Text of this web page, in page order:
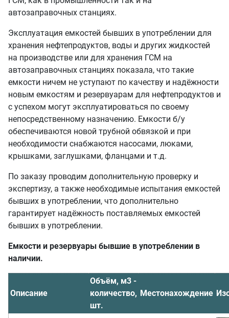
автозаправочных станциях.
Эксплуатация емкостей бывших в употреблении для
хранения нефтепродуктов, воды и других жидкостей
на производстве или для хранения ГСМ на
автозаправочных станциях показала, что такие
емкости ничем не уступают по качеству и надёжности
новым емкостям и резервуарам для нефтепродуктов и
с успехом могут эксплуатироваться по своему
непосредственному назначению. Емкости б/у
обеспечиваются новой трубной обвязкой и при
необходимости снабжаются насосами, люками,
крышками, заглушками, фланцами и т.д.
По заказу проводим дополнительную проверку и
экспертизу, а также необходимые испытания емкостей
бывших в употреблении, что дополнительно
гарантирует надёжность поставляемых емкостей
бывших в употреблении.
Емкости и резервуары бывшие в употреблении в
наличии.
Описание
Объём, м3 -
количество,
шт.
Местонахождение